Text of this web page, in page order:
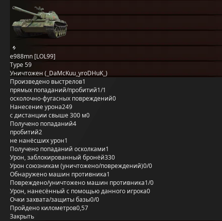
e988mn [LOL99]
Type 59
Уничтожен (_DaMcKuu_yroDHuK_)
Произведено выстрелов1
прямых попаданий/пробитий1/1
осколочно-фугасных повреждений0
Нанесение урона249
с дистанции свыше 300 м0
Получено попаданий4
пробитий2
не нанёсших урон1
Получено попаданий осколками1
Урон, заблокированный бронёй330
Урон союзникам (уничтожено/повреждений)0/0
Обнаружено машин противника1
Повреждено/уничтожено машин противника1/0
Урон, нанесённый с помощью данного игрока0
Очки захвата/защиты базы0/0
Пройдено километров0,57
Закрыть